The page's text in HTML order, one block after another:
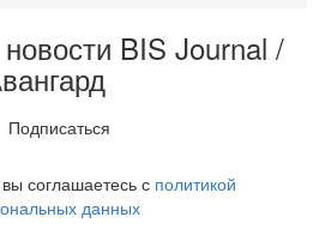
BIS Journal /
Подписаться
соглашаетесь с политикой
данных